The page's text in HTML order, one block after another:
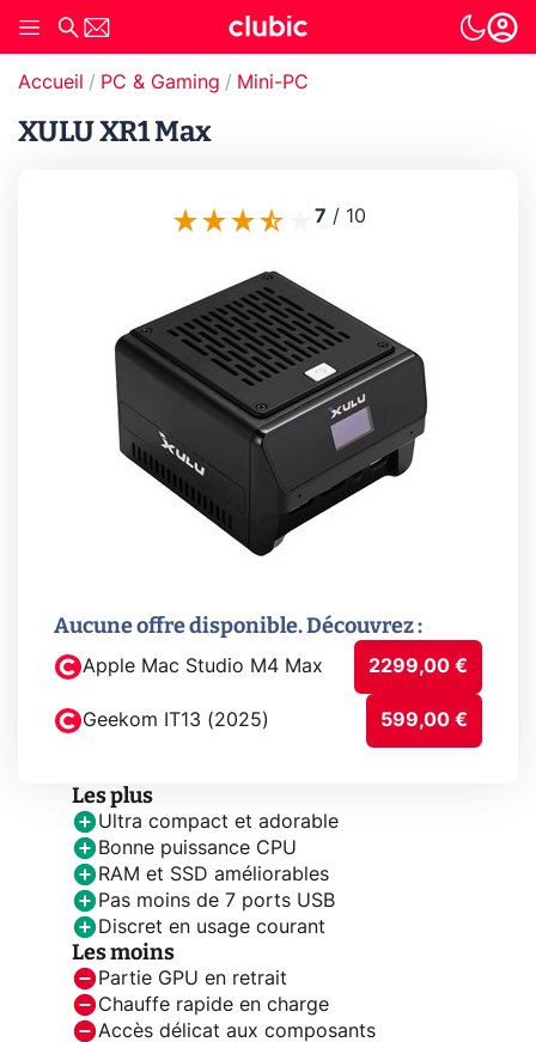
Accueil PC & Gaming Mini-PC
XULU XR1 Max
7 / 10
Aucune offre disponible. Découvrez :
Apple Mac Studio M4 Max 2299,00 €
Geekom IT13 (2025) 599,00 €
Les plus
Ultra compact et adorable
Bonne puissance CPU
RAM et SSD améliorables
Pas moins de 7 ports USB
Discret en usage courant
Les moins
Partie GPU en retrait
Chauffe rapide en charge
Accès délicat aux composants